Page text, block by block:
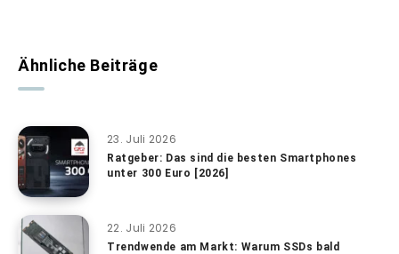
Ähnliche Beiträge
23. Juli 2026
Ratgeber: Das sind die besten Smartphones
unter 300 Euro [2026]
22. Juli 2026
Trendwende am Markt: Warum SSDs bald